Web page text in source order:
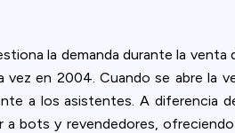
la demanda durante la
en 2004. Cuando se abre la
a los asistentes. A diferencia
a bots y revendedores,